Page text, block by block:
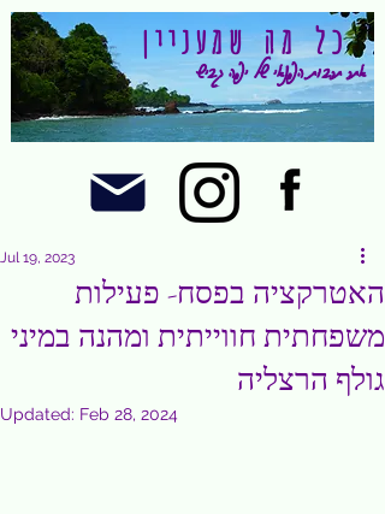
אתר תרבות הפנאי של יפה גביש
כל מה שמעניין
האטרקציה בפסח- פעילות
משפחתית חווייתית ומהנה במיני
גולף הרצליה
Jul 19, 2023
Updated: Feb 28, 2024